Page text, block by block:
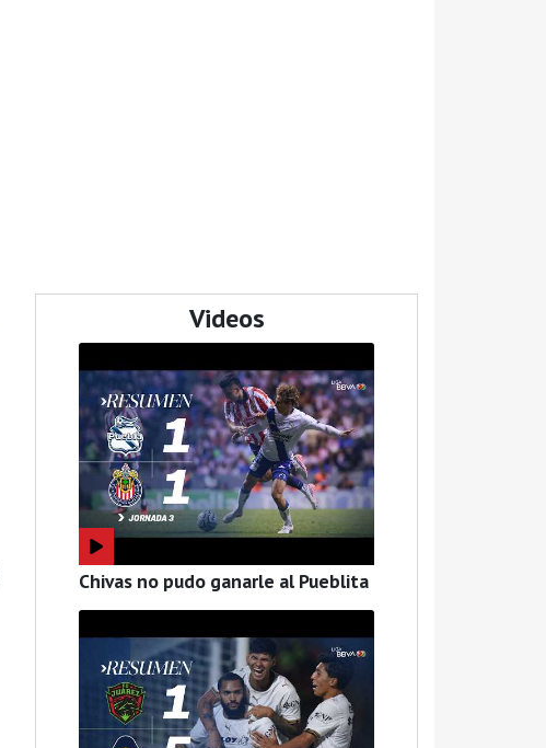
Videos
Chivas no pudo ganarle al Pueblita